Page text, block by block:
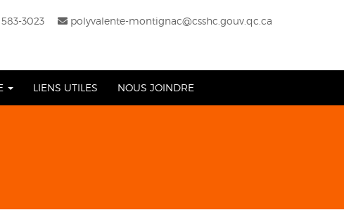
583-3023 polyvalente-montignac@csshc.gouv.qc.ca
LIENS UTILES NOUS JOINDRE